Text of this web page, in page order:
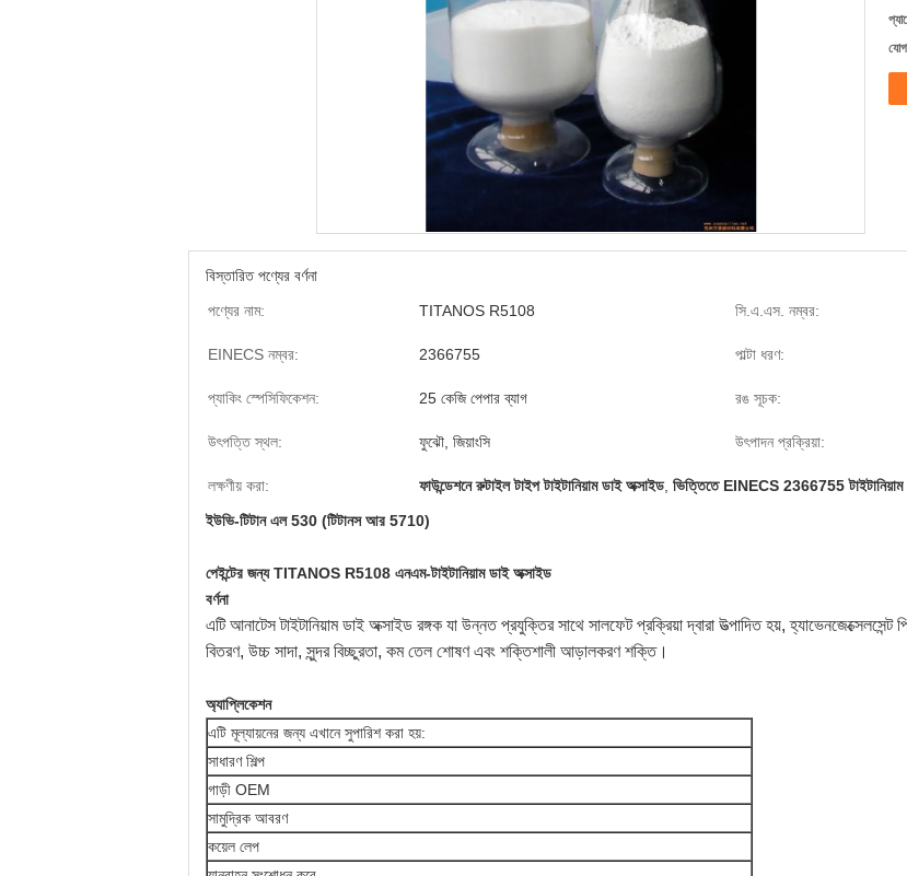
বিস্তারিত পণ্যের বর্ণনা
পণ্যের নাম:
TITANOS R5108 সি.এ.এস. নম্বর:
EINECS নম্বর: 2366755 পাল্টা ধরণ:
প্যাকিং স্পেসিফিকেশন: 25 কেজি পেপার ব্যাগ রঙ সূচক:
উৎপত্তি স্থল: ফুঝৌ, জিয়াংসি উৎপাদন প্রক্রিয়া:
লক্ষণীয় করা: ফাউন্ডেশনে রুটাইল টাইপ টাইটানিয়াম ডাই অক্সাইড, ভিত্তিতে EINECS 2366755 টাইটানিয়াম
ইউভি-টিটান এল 530 (টিটানস আর 5710)
পেইন্টের জন্য TITANOS R5108 এনএম-টাইটানিয়াম ডাই অক্সাইড
বর্ণনা
এটি আনাটেস টাইটানিয়াম ডাই অক্সাইড রঙ্গক যা উন্নত প্রযুক্তির সাথে সালফেট প্রক্রিয়া দ্বারা উত্পাদিত হয়, হ্যাভেনজেক্সেলসেন্ট
বিতরণ, উচ্চ সাদা, সুন্দর বিচ্ছুরতা, কম তেল শোষণ এবং শক্তিশালী আড়ালকরণ শক্তি।
অ্যাপ্লিকেশন
এটি মূল্যায়নের জন্য এখানে সুপারিশ করা হয়:
সাধারণ শিল্প
গাড়ী OEM
সামুদ্রিক আবরণ
কয়েল লেপ